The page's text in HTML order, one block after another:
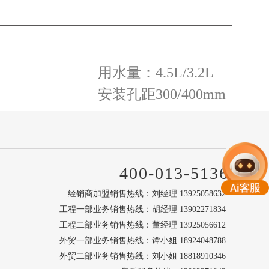
用水量：4.5L/3.2L
安装孔距300/400mm
400-013-5136
经销商加盟销售热线：刘经理 13925058632
工程一部业务销售热线：胡经理 13902271834
工程二部业务销售热线：董经理 13925056612
外贸一部业务销售热线：谭小姐 18924048788
外贸二部业务销售热线：刘小姐 18818910346